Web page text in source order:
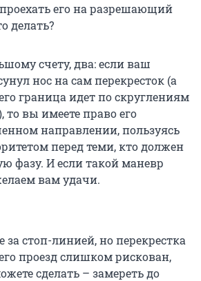
его на разрешающий
делать?
счету, два: если ваш
нос на сам перекресток (а
граница идет по скруглениям
то вы имеете право его
направлении, пользуясь
перед теми, кто должен
фазу. И если такой маневр
вам удачи.
стоп-линией, но перекрестка
проезд слишком рискован,
сделать – замереть до